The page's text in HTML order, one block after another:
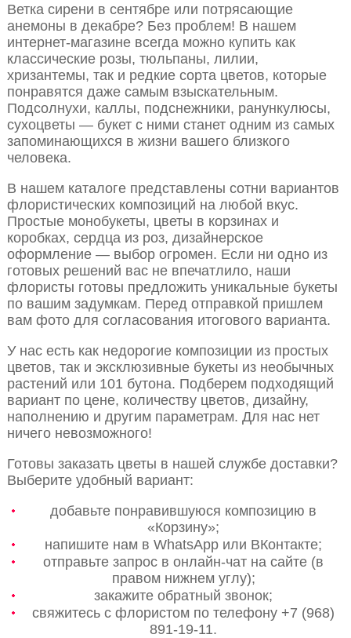
Ветка сирени в сентябре или потрясающие
анемоны в декабре? Без проблем! В нашем
интернет-магазине всегда можно купить как
классические розы, тюльпаны, лилии,
хризантемы, так и редкие сорта цветов, которые
понравятся даже самым взыскательным.
Подсолнухи, каллы, подснежники, ранункулюсы,
сухоцветы — букет с ними станет одним из самых
запоминающихся в жизни вашего близкого
человека.
В нашем каталоге представлены сотни вариантов
флористических композиций на любой вкус.
Простые монобукеты, цветы в корзинах и
коробках, сердца из роз, дизайнерское
оформление — выбор огромен. Если ни одно из
готовых решений вас не впечатлило, наши
флористы готовы предложить уникальные букеты
по вашим задумкам. Перед отправкой пришлем
вам фото для согласования итогового варианта.
У нас есть как недорогие композиции из простых
цветов, так и эксклюзивные букеты из необычных
растений или 101 бутона. Подберем подходящий
вариант по цене, количеству цветов, дизайну,
наполнению и другим параметрам. Для нас нет
ничего невозможного!
Готовы заказать цветы в нашей службе доставки?
Выберите удобный вариант:
добавьте понравившуюся композицию в
«Корзину»;
напишите нам в WhatsApp или ВКонтакте;
отправьте запрос в онлайн-чат на сайте (в
правом нижнем углу);
закажите обратный звонок;
свяжитесь с флористом по телефону +7 (968)
891-19-11.